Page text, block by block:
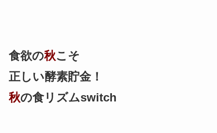
食欲の秋こそ
正しい酵素貯金！
秋の食リズムswitch